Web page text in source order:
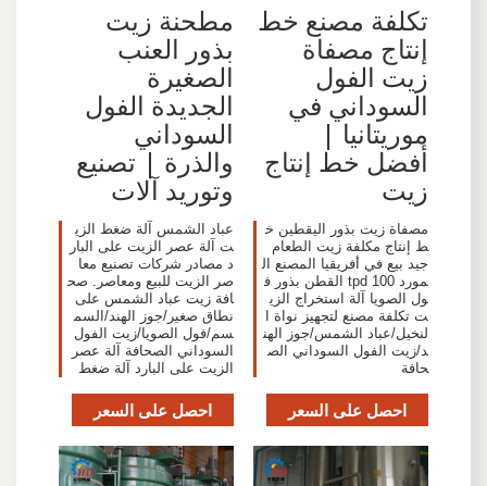
تكلفة مصنع خط
إنتاج مصفاة
زيت الفول
السوداني في
موريتانيا |
أفضل خط إنتاج
زيت
مصفاة زيت بذور اليقطين خ
ط إنتاج مكلفة زيت الطعام
جيد بيع في أفريقيا المصنع ال
مورد 100 tpd القطن بذور ف
ول الصويا آلة استخراج الزي
ت تكلفة مصنع لتجهيز نواة ا
لنخيل/عباد الشمس/جوز الهن
د/زيت الفول السوداني الص
حافة
احصل على السعر
مطحنة زيت
بذور العنب
الصغيرة
الجديدة الفول
السوداني
والذرة | تصنيع
وتوريد آلات
عباد الشمس آلة ضغط الزي
ت آلة عصر الزيت على البار
د مصادر شركات تصنيع معا
صر الزيت للبيع ومعاصر. صح
افة زيت عباد الشمس على
نطاق صغير/جوز الهند/السم
سم/فول الصويا/زيت الفول
السوداني الصحافة آلة عصر
الزيت على البارد آلة ضغط
احصل على السعر